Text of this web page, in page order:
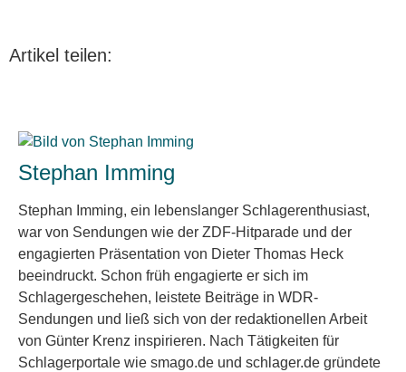
Artikel teilen:
Stephan Imming
Stephan Imming, ein lebenslanger Schlagerenthusiast,
war von Sendungen wie der ZDF-Hitparade und der
engagierten Präsentation von Dieter Thomas Heck
beeindruckt. Schon früh engagierte er sich im
Schlagergeschehen, leistete Beiträge in WDR-
Sendungen und ließ sich von der redaktionellen Arbeit
von Günter Krenz inspirieren. Nach Tätigkeiten für
Schlagerportale wie smago.de und schlager.de gründete